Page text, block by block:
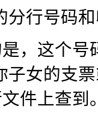
行号码和
，这个号
子女的支
件上查到